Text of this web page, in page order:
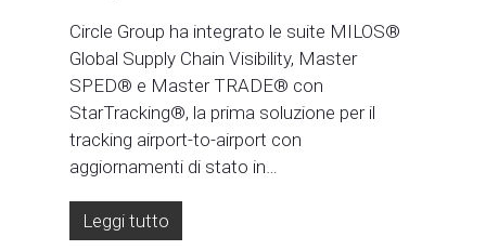
Circle Group ha integrato le suite MILOS®
Global Supply Chain Visibility, Master
SPED® e Master TRADE® con
StarTracking®, la prima soluzione per il
tracking airport-to-airport con
aggiornamenti di stato in…
Leggi tutto